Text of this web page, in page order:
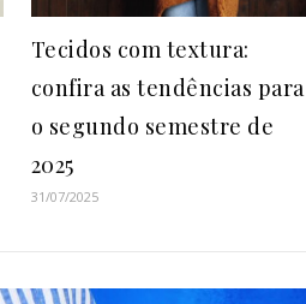
Tecidos com textura:
confira as tendências para
o segundo semestre de
2025
31/07/2025